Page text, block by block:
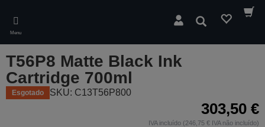
main
content
Menu
Pesquisar
T56P8 Matte Black Ink
Cartridge 700ml
Esgotado SKU: C13T56P800
303,50 €
IVA incluído (246,75 € IVA não incluído)